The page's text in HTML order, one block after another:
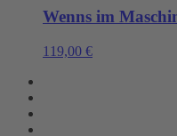
Wenns im
119,00 €